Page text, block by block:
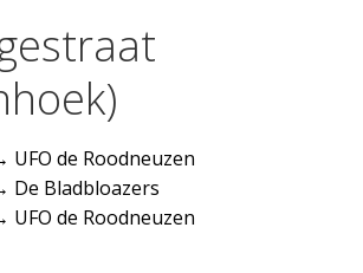
UFO de Roodneuzen
De Bladbloazers
UFO de Roodneuzen